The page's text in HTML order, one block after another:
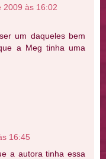
2009 às 16:02
um daqueles bem
a Meg tinha uma
16:45
a autora tinha essa